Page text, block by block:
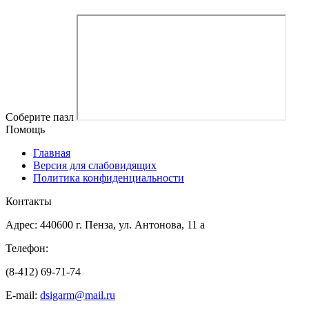
Соберите пазл
Помощь
Главная
Версия для слабовидящих
Политика конфиденциальности
Контакты
Адрес: 440600 г. Пенза, ул. Антонова, 11 а
Телефон:
(8-412) 69-71-74
E-mail: dsigarm@mail.ru